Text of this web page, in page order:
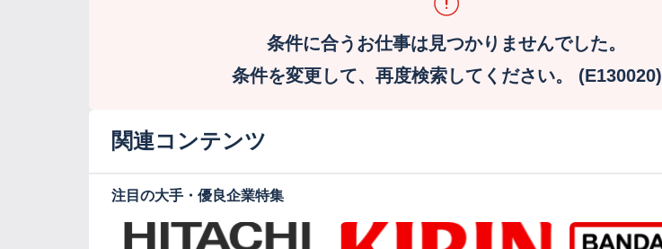
条件に合うお仕事は見つかりませんでした。
条件を変更して、再度検索してください。 (E130020)
関連コンテンツ
注目の大手・優良企業特集